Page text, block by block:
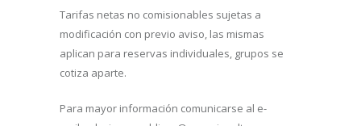
Tarifas netas no comisionables sujetas a
modificación con previo aviso, las mismas
aplican para reservas individuales, grupos se
cotiza aparte.
Para mayor información comunicarse al e-